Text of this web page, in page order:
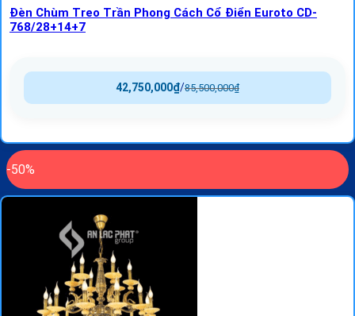
Đèn Chùm Treo Trần Phong Cách Cổ Điển Euroto CD-
768/28+14+7
85,500,000₫
/
42,750,000₫
-50%